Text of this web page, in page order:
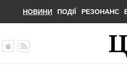
НОВИНИ ПОДІЇ РЕЗОНАНС